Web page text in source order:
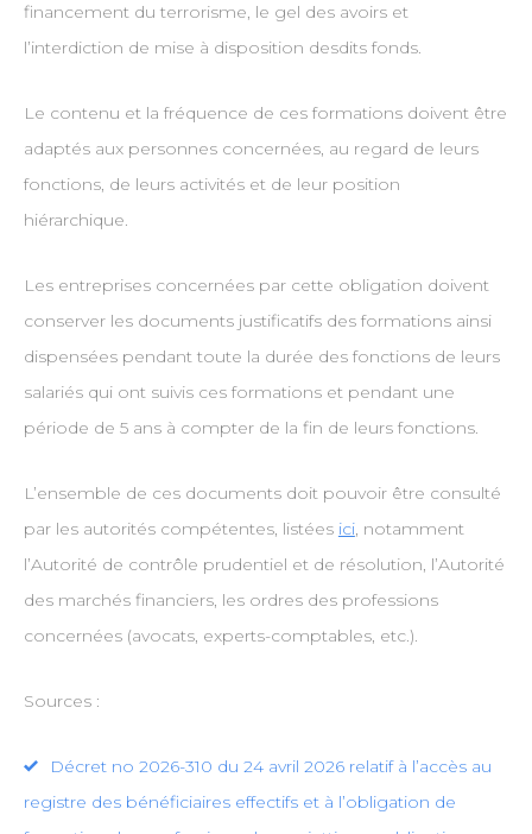
financement du terrorisme, le gel des avoirs et
l’interdiction de mise à disposition desdits fonds.
Le contenu et la fréquence de ces formations doivent être
adaptés aux personnes concernées, au regard de leurs
fonctions, de leurs activités et de leur position
hiérarchique.
Les entreprises concernées par cette obligation doivent
conserver les documents justificatifs des formations ainsi
dispensées pendant toute la durée des fonctions de leurs
salariés qui ont suivis ces formations et pendant une
période de 5 ans à compter de la fin de leurs fonctions.
L’ensemble de ces documents doit pouvoir être consulté
par les autorités compétentes, listées ici, notamment
l’Autorité de contrôle prudentiel et de résolution, l’Autorité
des marchés financiers, les ordres des professions
concernées (avocats, experts-comptables, etc.).
Sources :
Décret no 2026-310 du 24 avril 2026 relatif à l’accès au
registre des bénéficiaires effectifs et à l’obligation de